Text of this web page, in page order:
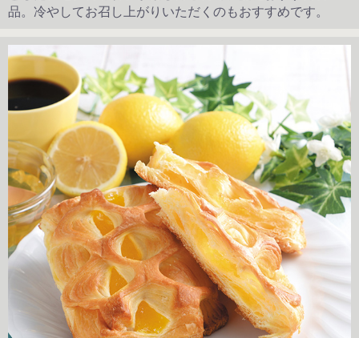
品。冷やしてお召し上がりいただくのもおすすめです。